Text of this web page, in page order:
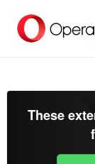
These